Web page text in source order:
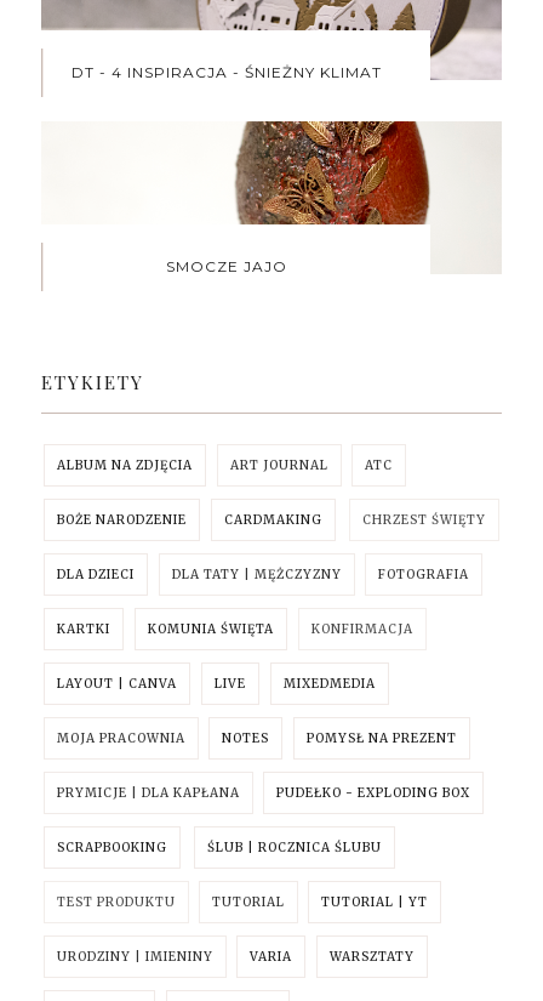
DT - 4 INSPIRACJA - ŚNIEŻNY KLIMAT
SMOCZE JAJO
ETYKIETY
ALBUM NA ZDJĘCIA ART JOURNAL ATC
BOŻE NARODZENIE CARDMAKING CHRZEST ŚWIĘTY
DLA DZIECI DLA TATY | MĘŻCZYZNY FOTOGRAFIA
KARTKI KOMUNIA ŚWIĘTA KONFIRMACJA
LAYOUT | CANVA LIVE MIXEDMEDIA
MOJA PRACOWNIA NOTES POMYSŁ NA PREZENT
PRYMICJE | DLA KAPŁANA PUDEŁKO - EXPLODING BOX
SCRAPBOOKING ŚLUB | ROCZNICA ŚLUBU
TEST PRODUKTU TUTORIAL TUTORIAL | YT
URODZINY | IMIENINY VARIA WARSZTATY